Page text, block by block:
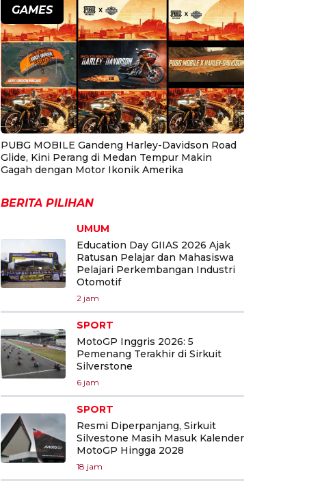
GAMES
PUBG MOBILE Gandeng Harley-Davidson Road
Glide, Kini Perang di Medan Tempur Makin
Gagah dengan Motor Ikonik Amerika
BERITA PILIHAN
UMUM
Education Day GIIAS 2026 Ajak
Ratusan Pelajar dan Mahasiswa
Pelajari Perkembangan Industri
Otomotif
2 jam
SPORT
MotoGP Inggris 2026: 5
Pemenang Terakhir di Sirkuit
Silverstone
6 jam
SPORT
Resmi Diperpanjang, Sirkuit
Silvestone Masih Masuk Kalender
MotoGP Hingga 2028
18 jam